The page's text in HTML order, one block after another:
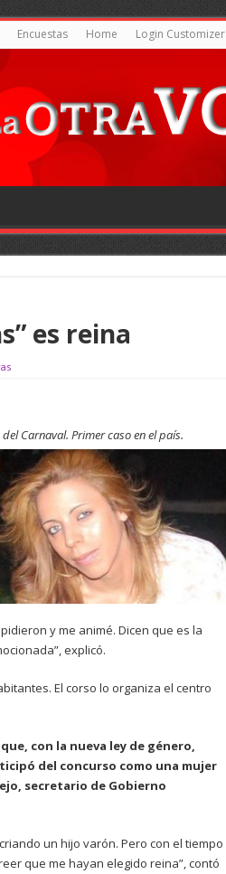
Encuestas Home Login Customizer
es reina
Carnaval. Primer caso en el país.
y me animé. Dicen que es la
explicó.
El corso lo organiza el centro
con la nueva ley de género,
del concurso como una mujer
secretario de Gobierno
un hijo varón. Pero con el tiempo
que me hayan elegido reina”, contó